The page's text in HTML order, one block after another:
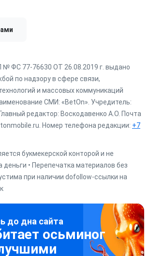
№ ФС 77-76630 ОТ 26.08.2019 г. выдано
по надзору в сфере связи,
и массовых коммуникаций
СМИ: «BetOn». Учредитель:
редактор: Воскодавенко А.О. Почта
Номер телефона редакции: +7
букмекерской конторой и не
деньги • Перепечатка материалов без
при наличии dofollow-ссылки на